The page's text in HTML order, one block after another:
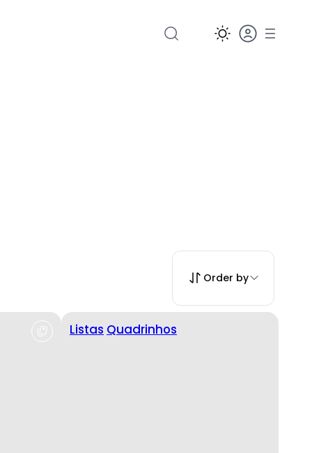
Order by
Listas Quadrinhos